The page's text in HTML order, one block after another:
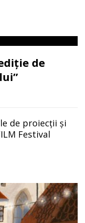
de
de proiecții și
Festival